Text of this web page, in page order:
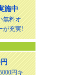
施中
無料オ
が充実!
円キ